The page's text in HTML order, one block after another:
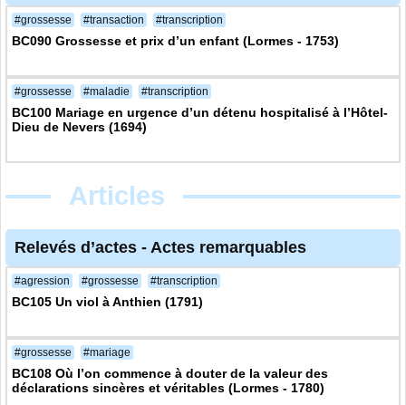
#grossesse #transaction #transcription
BC090 Grossesse et prix d’un enfant (Lormes - 1753)
#grossesse #maladie #transcription
BC100 Mariage en urgence d’un détenu hospitalisé à l’Hôtel-
Dieu de Nevers (1694)
Articles
Relevés d’actes - Actes remarquables
#agression #grossesse #transcription
BC105 Un viol à Anthien (1791)
#grossesse #mariage
BC108 Où l’on commence à douter de la valeur des
déclarations sincères et véritables (Lormes - 1780)